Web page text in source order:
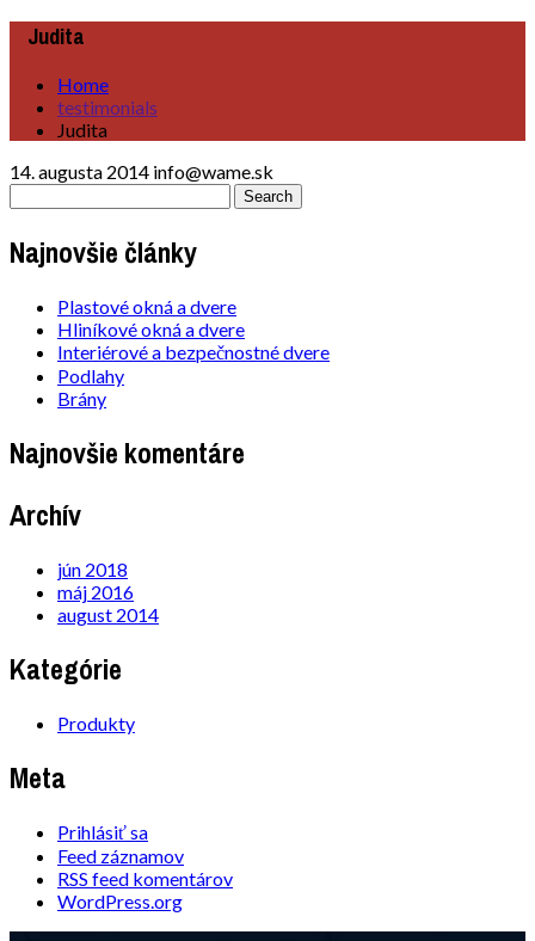
Judita
Home
testimonials
Judita
14. augusta 2014 info@wame.sk
Najnovšie články
Plastové okná a dvere
Hliníkové okná a dvere
Interiérové a bezpečnostné dvere
Podlahy
Brány
Najnovšie komentáre
Archív
jún 2018
máj 2016
august 2014
Kategórie
Produkty
Meta
Prihlásiť sa
Feed záznamov
RSS feed komentárov
WordPress.org